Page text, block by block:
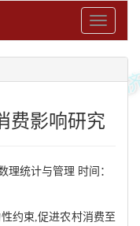
Toggle
费影响研究
统计与管理 时间：
约束,促进农村消费至